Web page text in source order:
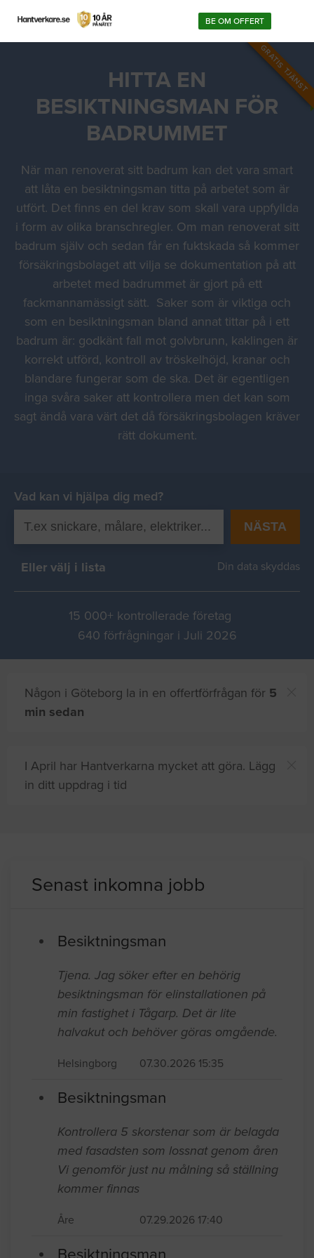
BE OM OFFERT
GRATIS TJÄNST
HITTA EN
BESIKTNINGSMAN FÖR
BADRUMMET
När man renoverat sitt badrum kan det vara smart
att låta en besiktningsman titta på arbetet som är
utfört. Det finns en del krav som skall vara uppfyllda
i form av olika branschregler. Om man renoverat sitt
badrum själv och sedan får en fuktskada så kommer
försäkringsbolaget att vilja se dokumentation på att
arbetet med badrummet är gjort på ett
fackmannamässigt sätt. Saker som är viktiga och
som en besiktningsman bland annat tittar på i ett
badrum är: godkänt fall mot golvbrunn, kaklingen är
korrekt utförd, kontroll av tröskelhöjd, kranar och
blandare fungerar som de ska. Det är egentligen
inga svåra saker att kontrollera men det kan som
sagt ändå vara värt det då försäkringsbolagen kräver
rätt dokument.
Vad kan vi hjälpa dig med?
NÄSTA
Eller välj i lista Din data skyddas
15 000+ kontrollerade företag
640 förfrågningar i Juli 2026
Någon i Göteborg la in en offertförfrågan för 5
min sedan
I April har Hantverkarna mycket att göra. Lägg
in ditt uppdrag i tid
Senast inkomna jobb
Besiktningsman
Tjena. Jag söker efter en behörig
besiktningsman för elinstallationen på
min fastighet i Tågarp. Det är lite
halvakut och behöver göras omgående.
Helsingborg 07.30.2026 15:35
Besiktningsman
Kontrollera 5 skorstenar som är belagda
med fasadsten som lossnat genom åren
Vi genomför just nu målning så ställning
kommer finnas
Åre 07.29.2026 17:40